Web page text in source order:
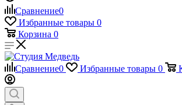
Сравнение0
Избранные товары 0
Корзина 0
Сравнение0 Избранные товары 0